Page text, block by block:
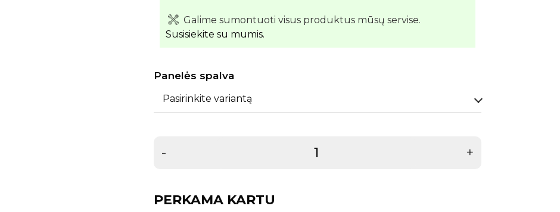
Galime sumontuoti visus produktus mūsų servise.
Susisiekite su mumis.
Panelės spalva
Pasirinkite variantą
- +
PERKAMA KARTU